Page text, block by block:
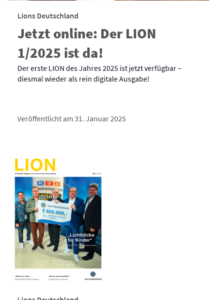
Lions Deutschland
Jetzt online: Der LION
1/2025 ist da!
Der erste LION des Jahres 2025 ist jetzt verfügbar –
diesmal wieder als rein digitale Ausgabe!
Veröffentlicht am 31. Januar 2025